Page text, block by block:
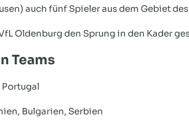
auch fünf Spieler aus dem Gebiet
Oldenburg den Sprung in den Kader
Teams
Bulgarien, Serbien